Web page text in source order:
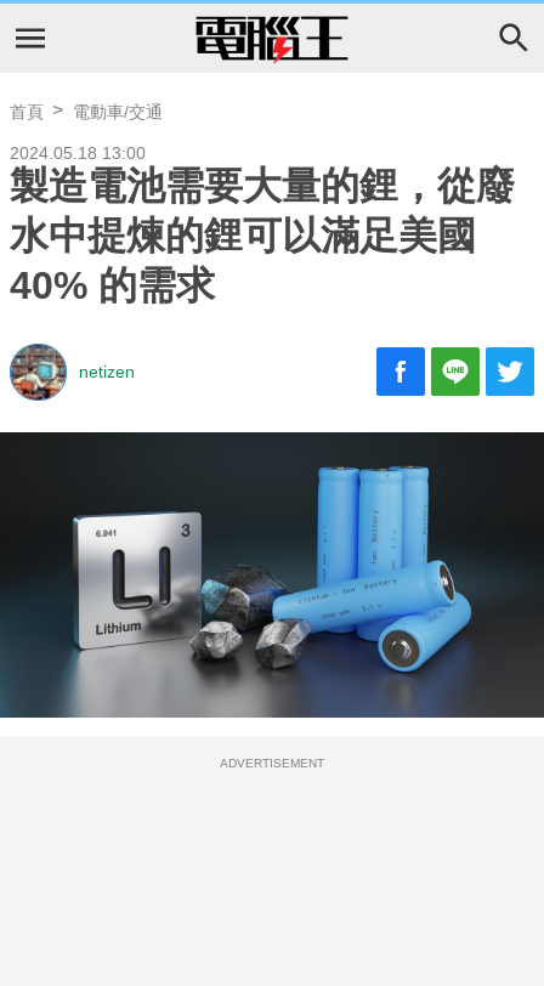
首頁 電動車/交通
2024.05.18 13:00
製造電池需要大量的鋰，從廢
水中提煉的鋰可以滿足美國
40% 的需求
netizen
ADVERTISEMENT